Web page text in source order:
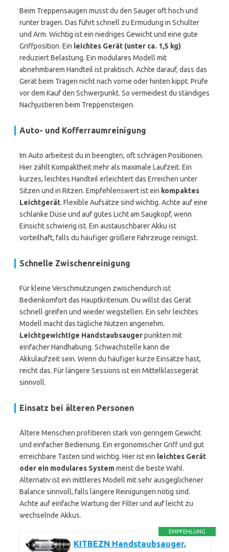
Beim Treppensaugen musst du den Sauger oft hoch und
runter tragen. Das führt schnell zu Ermüdung in Schulter
und Arm. Wichtig ist ein niedriges Gewicht und eine gute
Griffposition. Ein leichtes Gerät (unter ca. 1,5 kg)
reduziert Belastung. Ein modulares Modell mit
abnehmbarem Handteil ist praktisch. Achte darauf, dass das
Gerät beim Tragen nicht nach vorne oder hinten kippt. Prüfe
vor dem Kauf den Schwerpunkt. So vermeidest du ständiges
Nachjustieren beim Treppensteigen.
Auto- und Kofferraumreinigung
Im Auto arbeitest du in beengten, oft schrägen Positionen.
Hier zählt Kompaktheit mehr als maximale Laufzeit. Ein
kurzes, leichtes Handteil erleichtert das Erreichen unter
Sitzen und in Ritzen. Empfehlenswert ist ein kompaktes
Leichtgerät. Flexible Aufsätze sind wichtig. Achte auf eine
schlanke Düse und auf gutes Licht am Saugkopf, wenn
Einsicht schwierig ist. Ein austauschbarer Akku ist
vorteilhaft, falls du häufiger größere Fahrzeuge reinigst.
Schnelle Zwischenreinigung
Für kleine Verschmutzungen zwischendurch ist
Bedienkomfort das Hauptkriterium. Du willst das Gerät
schnell greifen und wieder wegstellen. Ein sehr leichtes
Modell macht das tägliche Nutzen angenehm.
Leichtgewichtige Handstaubsaugerpunkten mit
einfacher Handhabung. Schwachstelle kann die
Akkulaufzeit sein. Wenn du häufiger kurze Einsätze hast,
reicht das. Für längere Sessions ist ein Mittelklassegerät
sinnvoll.
Einsatz bei älteren Personen
Ältere Menschen profitieren stark von geringem Gewicht
und einfacher Bedienung. Ein ergonomischer Griff und gut
erreichbare Tasten sind wichtig. Hier ist ein leichtes Gerät
oder ein modulares Systemmeist die beste Wahl.
Alternativ ist ein mittleres Modell mit sehr ausgeglichener
Balance sinnvoll, falls längere Reinigungen nötig sind.
Achte auf einfache Wartung der Filter und auf leicht zu
wechselnde Akkus.
EMPFEHLUNG
KITBEZN Handstaubsauger,